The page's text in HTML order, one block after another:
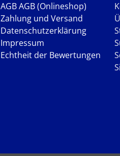
AGBAGB (Onlineshop)
Zahlung und Versand
Datenschutzerklärung
Impressum
Echtheit der Bewertungen